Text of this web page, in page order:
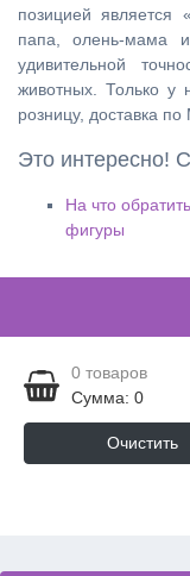
позицией
папа, олень-мама
удивительной
животных. Только
розницу, доставка по
Это интересно!
На что
фигуры
0 товаров
Сумма: 0
Очистить